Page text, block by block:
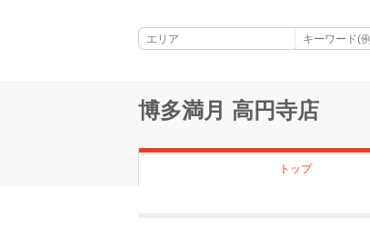
博多満月 高円寺店
トップ